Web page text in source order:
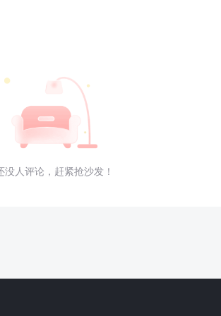
没人评论，赶紧抢沙发！